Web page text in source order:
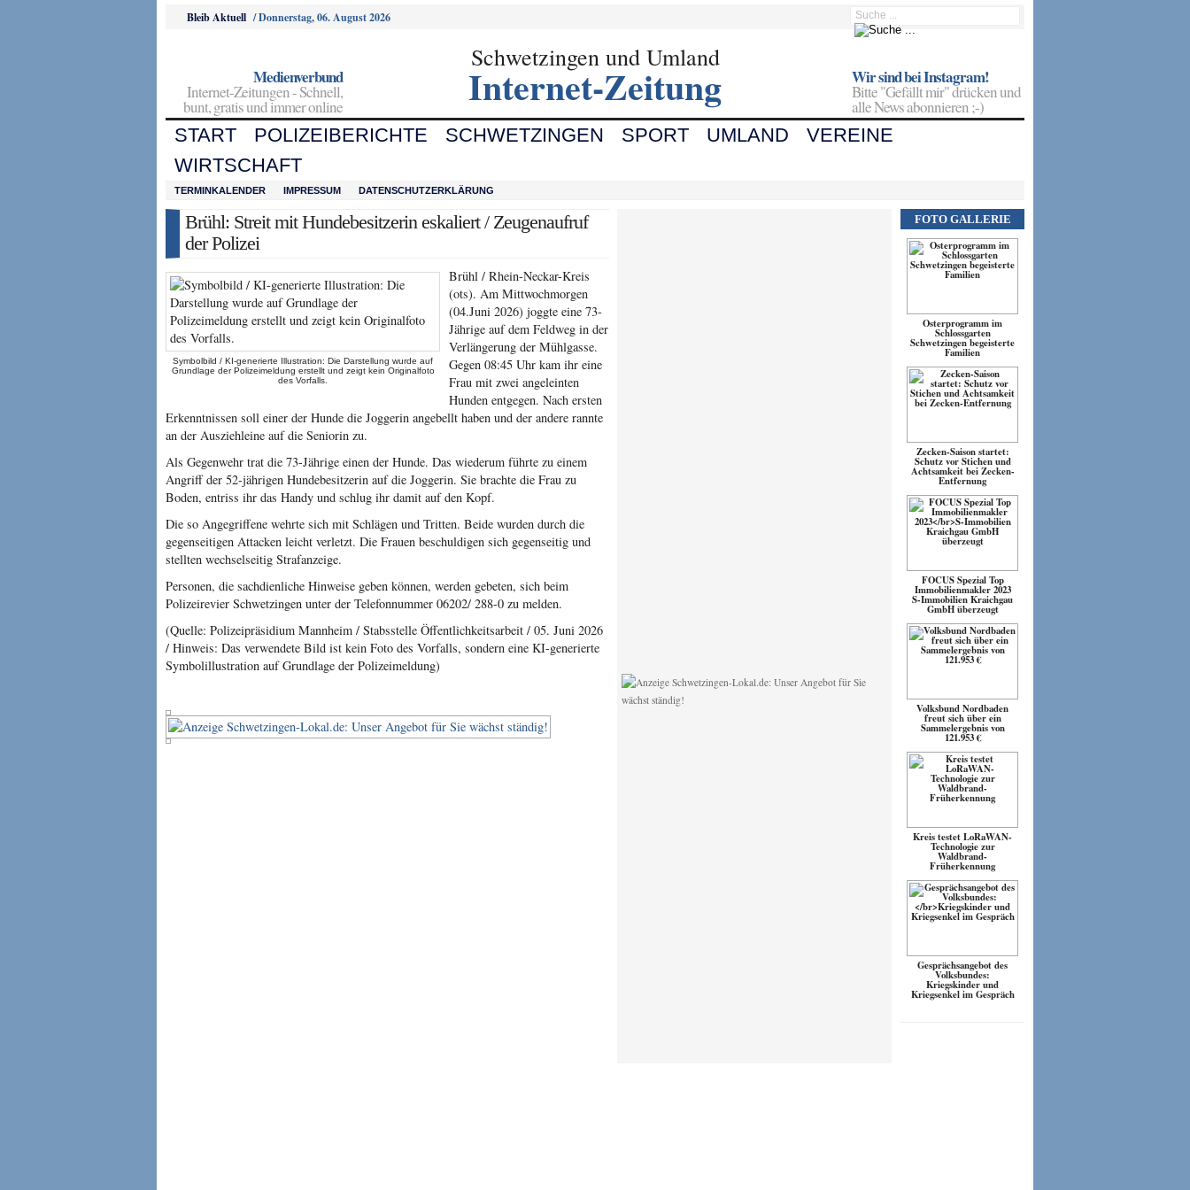
Bleib Aktuell /Donnerstag, 06. August 2026
Medienverbund
Internet-Zeitungen - Schnell,
bunt, gratis und immer online
Schwetzingen und Umland
Internet-Zeitung Wir sind bei Instagram!
Bitte "Gefällt mir" drücken und
alle News abonnieren ;-)
START POLIZEIBERICHTE SCHWETZINGEN SPORT UMLAND
VEREINE
WIRTSCHAFT
TERMINKALENDER IMPRESSUM DATENSCHUTZERKLÄRUNG
Brühl: Streit mit Hundebesitzerin eskaliert / Zeugenaufruf
der Polizei
Symbolbild / KI-generierte Illustration: Die Darstellung wurde auf
Grundlage der Polizeimeldung erstellt und zeigt kein Originalfoto
des Vorfalls.
Brühl / Rhein-Neckar-Kreis
(ots). Am Mittwochmorgen
(04.Juni 2026) joggte eine 73-
Jährige auf dem Feldweg in der
Verlängerung der Mühlgasse.
Gegen 08:45 Uhr kam ihr eine
Frau mit zwei angeleinten
Hunden entgegen. Nach ersten
Erkenntnissen soll einer der Hunde die Joggerin angebellt haben und der andere rannte
an der Ausziehleine auf die Seniorin zu.
Als Gegenwehr trat die 73-Jährige einen der Hunde. Das wiederum führte zu einem
Angriff der 52-jährigen Hundebesitzerin auf die Joggerin. Sie brachte die Frau zu
Boden, entriss ihr das Handy und schlug ihr damit auf den Kopf.
Die so Angegriffene wehrte sich mit Schlägen und Tritten. Beide wurden durch die
gegenseitigen Attacken leicht verletzt. Die Frauen beschuldigen sich gegenseitig und
stellten wechselseitig Strafanzeige.
Personen, die sachdienliche Hinweise geben können, werden gebeten, sich beim
Polizeirevier Schwetzingen unter der Telefonnummer 06202/ 288-0 zu melden.
(Quelle: Polizeipräsidium Mannheim / Stabsstelle Öffentlichkeitsarbeit / 05. Juni 2026
/ Hinweis: Das verwendete Bild ist kein Foto des Vorfalls, sondern eine KI-generierte
Symbolillustration auf Grundlage der Polizeimeldung)
FOTO GALLERIE
Osterprogramm im
Schlossgarten
Schwetzingen begeisterte
Familien
Zecken-Saison startet:
Schutz vor Stichen und
Achtsamkeit bei Zecken-
Entfernung
FOCUS Spezial Top
Immobilienmakler 2023
S-Immobilien Kraichgau
GmbH überzeugt
Volksbund Nordbaden
freut sich über ein
Sammelergebnis von
121.953 €
Kreis testet LoRaWAN-
Technologie zur
Waldbrand-
Früherkennung
Gesprächsangebot des
Volksbundes:
Kriegskinder und
Kriegsenkel im Gespräch